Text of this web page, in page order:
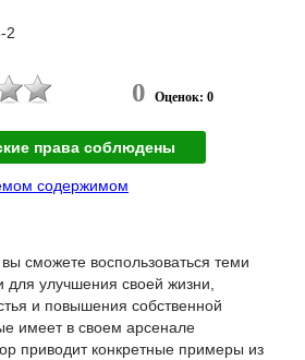
2
0 Оценок: 0
права соблюдены
содержимом
сможете воспользоваться теми
улучшения своей жизни,
и повышения собственной
имеет в своем арсенале
приводит конкретные примеры из